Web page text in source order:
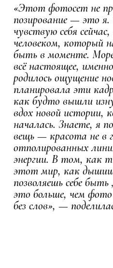
«Этот фотосет не
позирование — это
чувствую себя
человеком, который
быть в моменте.
всё настоящее,
родилось ощущение
планировала эти
как будто вышли
вдох новой истории,
началась. Знаете, я
вещь — красота не в
отполированных
энергии. В том, как
этот мир, как
позволяешь себе
это больше, чем
без слов», —